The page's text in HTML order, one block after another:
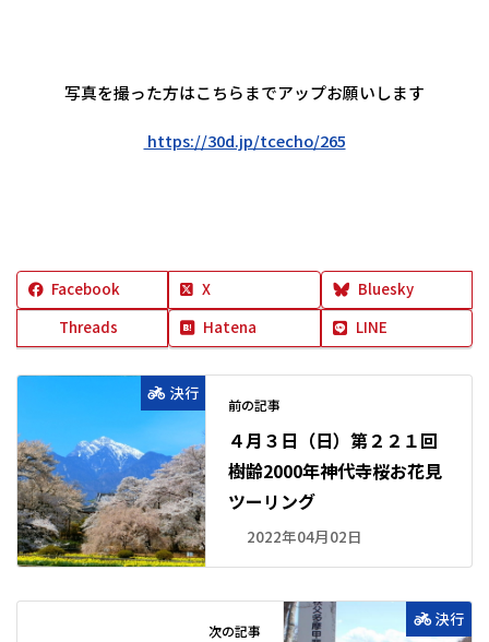
写真を撮った方はこちらまでアップお願いします
https://30d.jp/tcecho/265
Facebook X
Bluesky
Threads
Hatena LINE
決行
前の記事
４月３日（日）第２２１回
樹齢2000年神代寺桜お花見
ツーリング
2022年04月02日
決行
次の記事